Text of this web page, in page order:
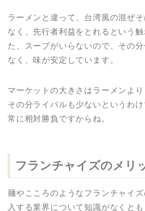
ラーメンと違って、台湾風の混ぜ
なく、先行者利益をとれるという
た、スープがいらないので、その
なく、味が安定しています。
マーケットの大きさはラーメンより
その分ライバルも少ないというわ
常に相対勝負ですからね。
フランチャイズのメリ
麺やこころのようなフランチャイ
入する業界について知識がなくとも